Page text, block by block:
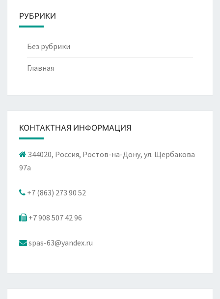
РУБРИКИ
Без рубрики
Главная
КОНТАКТНАЯ ИНФОРМАЦИЯ
344020, Россия, Ростов-на-Дону, ул. Щербакова
97а
+7 (863) 273 90 52
+7 908 507 42 96
spas-63@yandex.ru